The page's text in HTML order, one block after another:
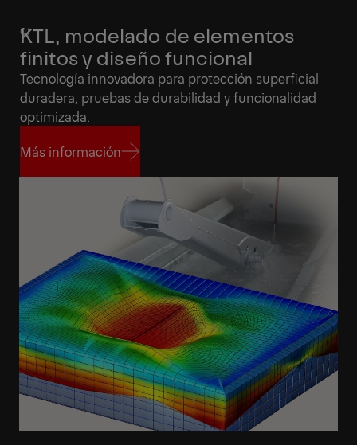
KTL, modelado de elementos
finitos y diseño funcional
Tecnología innovadora para protección superficial
duradera, pruebas de durabilidad y funcionalidad
optimizada.
Más información